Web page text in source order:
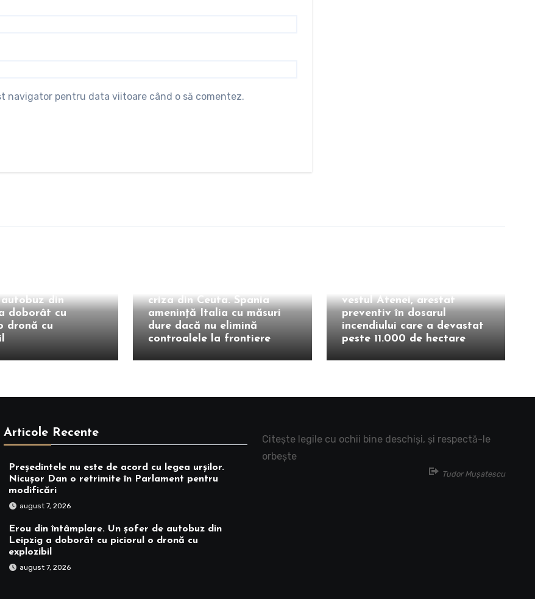
navigator pentru data viitoare când o să comentez.
din
doborât cu
dronă cu
criza din Ceuta. Spania
amenință Italia cu măsuri
dure dacă nu elimină
controalele la frontiere
vestul Atenei, arestat
preventiv în dosarul
incendiului care a devastat
peste 11.000 de hectare
Articole Recente
Președintele nu este de acord cu legea urșilor.
Nicușor Dan o retrimite în Parlament pentru
modificări
august 7, 2026
Erou din întâmplare. Un șofer de autobuz din
Leipzig a doborât cu piciorul o dronă cu
explozibil
august 7, 2026
Citește legile cu ochii bine deschiși, și respectă-le
orbește
Tudor Mușatescu